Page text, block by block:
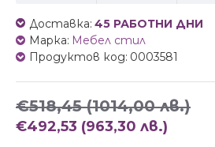
€492,53 (963,30 лв.)
€518,45(1014,00 лв.)
Доставка: 45 РАБОТНИ ДНИ
Марка: Мебел стил
Продуктов код: 0003581